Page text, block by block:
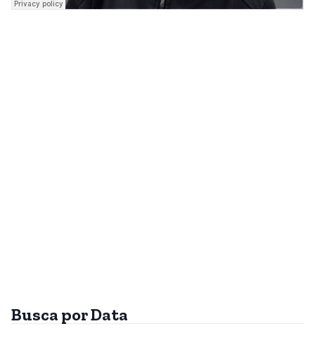
Busca por Data